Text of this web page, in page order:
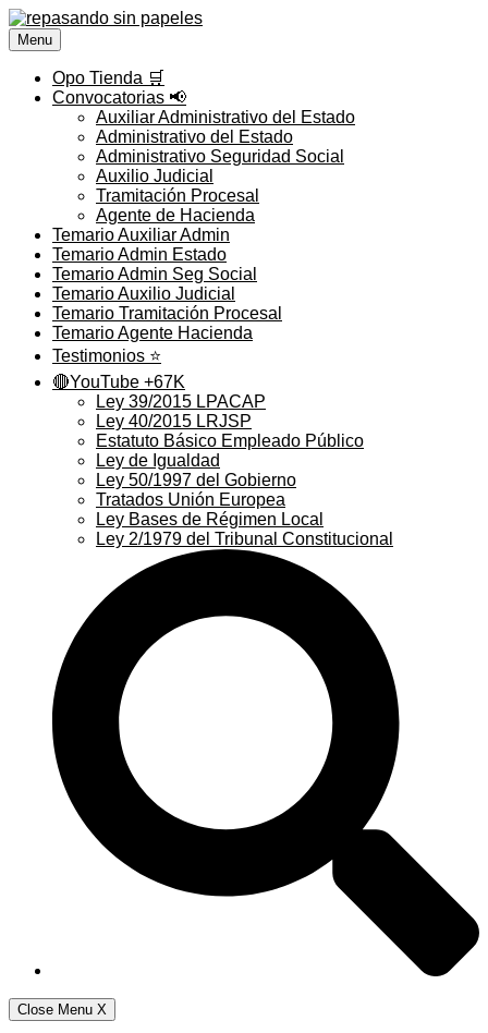
Saltar
al
contenido
Menu
Opo Tienda 🛒
Convocatorias 📢
Auxiliar Administrativo del Estado
Administrativo del Estado
Administrativo Seguridad Social
Auxilio Judicial
Tramitación Procesal
Agente de Hacienda
Temario Auxiliar Admin
Temario Admin Estado
Temario Admin Seg Social
Temario Auxilio Judicial
Temario Tramitación Procesal
Temario Agente Hacienda
Testimonios ⭐️
🔴YouTube +67K
Ley 39/2015 LPACAP
Ley 40/2015 LRJSP
Estatuto Básico Empleado Público
Ley de Igualdad
Ley 50/1997 del Gobierno
Tratados Unión Europea
Ley Bases de Régimen Local
Ley 2/1979 del Tribunal Constitucional
Close Menu X